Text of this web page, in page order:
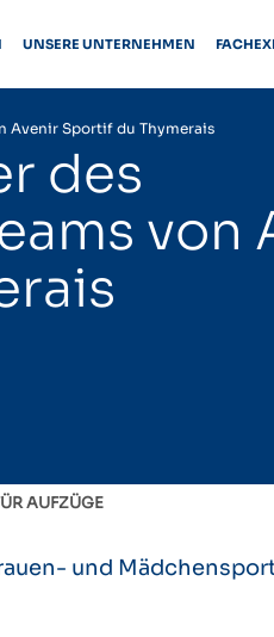
UNSERE UNTERNEHMEN
Avenir Sportif du Thymerais
des
von
AUFZÜGE
und